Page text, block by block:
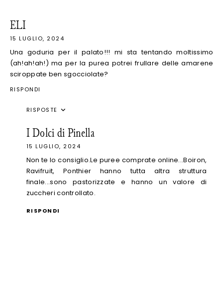
ELI
15 LUGLIO, 2024
Una goduria per il palato!!! mi sta tentando moltissimo
(ah!ah!ah!) ma per la purea potrei frullare delle amarene
sciroppate ben sgocciolate?
RISPONDI
RISPOSTE
I Dolci di Pinella
15 LUGLIO, 2024
Non te lo consiglio.Le puree comprate online...Boiron,
Ravifruit, Ponthier hanno tutta altra struttura
finale...sono pastorizzate e hanno un valore di
zuccheri controllato.
RISPONDI